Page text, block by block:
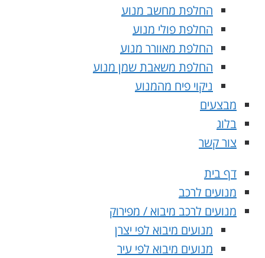
החלפת מחשב מנוע
החלפת פולי מנוע
החלפת מאוורר מנוע
החלפת משאבת שמן מנוע
ניקוי פיח מהמנוע
מבצעים
בלוג
צור קשר
דף בית
מנועים לרכב
מנועים לרכב מיבוא / מפירוק
מנועים מיבוא לפי יצרן
מנועים מיבוא לפי עיר